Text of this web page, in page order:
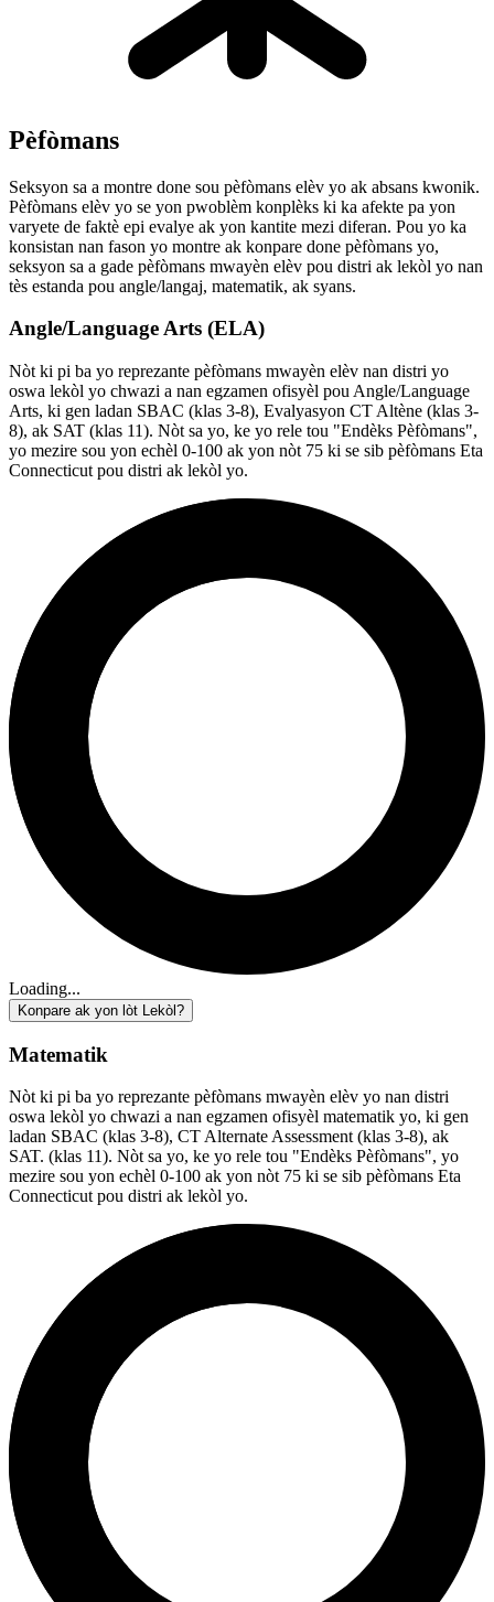
Pèfòmans
Seksyon sa a montre done sou pèfòmans elèv yo ak absans kwonik.
Pèfòmans elèv yo se yon pwoblèm konplèks ki ka afekte pa yon
varyete de faktè epi evalye ak yon kantite mezi diferan. Pou yo ka
konsistan nan fason yo montre ak konpare done pèfòmans yo,
seksyon sa a gade pèfòmans mwayèn elèv pou distri ak lekòl yo nan
tès estanda pou angle/langaj, matematik, ak syans.
Angle/Language Arts (ELA)
Nòt ki pi ba yo reprezante pèfòmans mwayèn elèv nan distri yo
oswa lekòl yo chwazi a nan egzamen ofisyèl pou Angle/Language
Arts, ki gen ladan SBAC (klas 3-8), Evalyasyon CT Altène (klas 3-
8), ak SAT (klas 11). Nòt sa yo, ke yo rele tou "Endèks Pèfòmans",
yo mezire sou yon echèl 0-100 ak yon nòt 75 ki se sib pèfòmans Eta
Connecticut pou distri ak lekòl yo.
Loading...
Konpare ak yon lòt Lekòl?
Matematik
Nòt ki pi ba yo reprezante pèfòmans mwayèn elèv yo nan distri
oswa lekòl yo chwazi a nan egzamen ofisyèl matematik yo, ki gen
ladan SBAC (klas 3-8), CT Alternate Assessment (klas 3-8), ak
SAT. (klas 11). Nòt sa yo, ke yo rele tou "Endèks Pèfòmans", yo
mezire sou yon echèl 0-100 ak yon nòt 75 ki se sib pèfòmans Eta
Connecticut pou distri ak lekòl yo.